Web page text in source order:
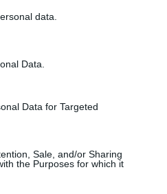
data.
Data.
Data for Targeted
Sale, and/or Sharing
the Purposes for which it
análisis riguroso.
en la
etapa del funnel
que cada